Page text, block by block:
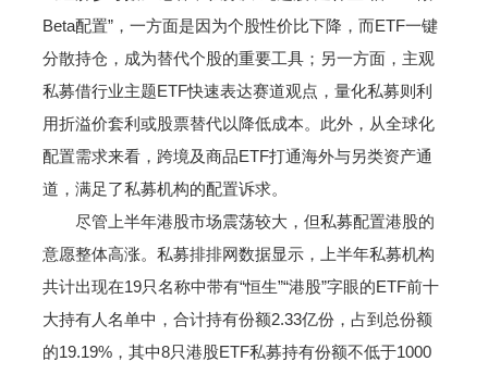
Beta配置”，一方面是因为个股性价比下降，而ETF一键
分散持仓，成为替代个股的重要工具；另一方面，主观
私募借行业主题ETF快速表达赛道观点，量化私募则利
用折溢价套利或股票替代以降低成本。此外，从全球化
配置需求来看，跨境及商品ETF打通海外与另类资产通
道，满足了私募机构的配置诉求。
尽管上半年港股市场震荡较大，但私募配置港股的
意愿整体高涨。私募排排网数据显示，上半年私募机构
共计出现在19只名称中带有“恒生”“港股”字眼的ETF前十
大持有人名单中，合计持有份额2.33亿份，占到总份额
的19.19%，其中8只港股ETF私募持有份额不低于1000